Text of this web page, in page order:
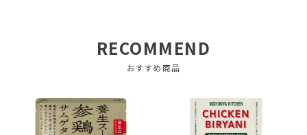
RECOMMEND
おすすめ商品